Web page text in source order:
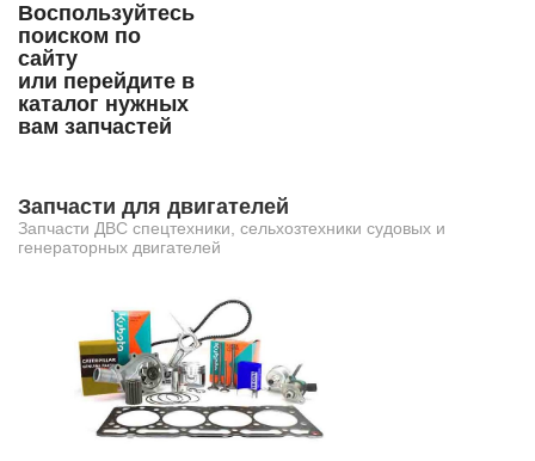
Воспользуйтесь
поиском по
сайту
или перейдите в
каталог нужных
вам запчастей
Запчасти для двигателей
Запчасти ДВС спецтехники, сельхозтехники судовых и
генераторных двигателей